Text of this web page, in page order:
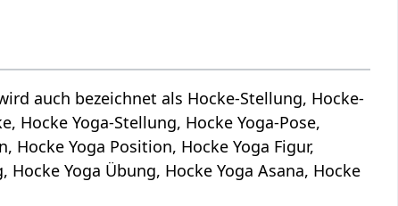
auch bezeichnet als Hocke-Stellung, Hocke-
Hocke Yoga-Stellung, Hocke Yoga-Pose,
Hocke Yoga Position, Hocke Yoga Figur,
Yoga Übung, Hocke Yoga Asana, Hocke